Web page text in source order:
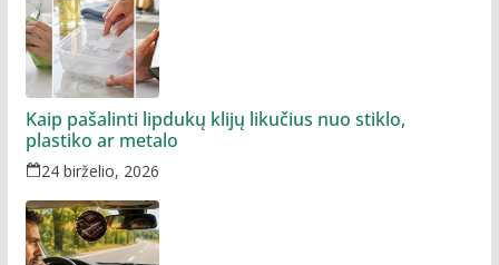
Kaip pašalinti lipdukų klijų likučius nuo stiklo,
plastiko ar metalo
24 birželio, 2026